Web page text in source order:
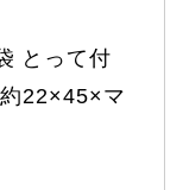
とって付
22×45×マ